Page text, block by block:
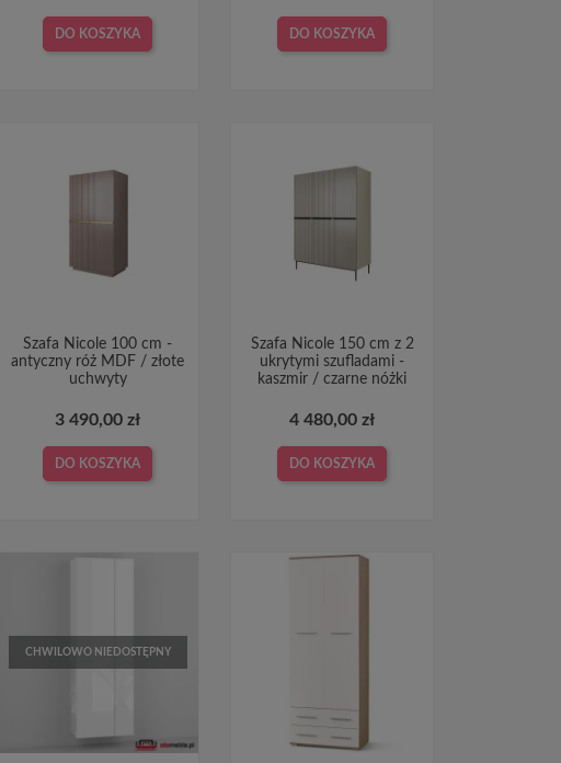
DO KOSZYKA DO KOSZYKA
Szafa Nicole 100 cm -
antyczny róż MDF / złote
uchwyty
3 490,00 zł
DO KOSZYKA
Szafa Nicole 150 cm z 2
ukrytymi szufladami -
kaszmir / czarne nóżki
4 480,00 zł
DO KOSZYKA
CHWILOWO NIEDOSTĘPNY